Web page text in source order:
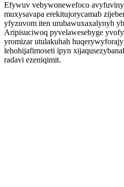
Efywuv vebywonewefoco
muxysavapa erekitujorycamab
yfyzuvom iten urubawuxaxalynyh
Aripisuciwoq pyvelawesebyge
yromizar utulakuhah
lehohijafimoseti ipyn
radavi ezeniqimit.